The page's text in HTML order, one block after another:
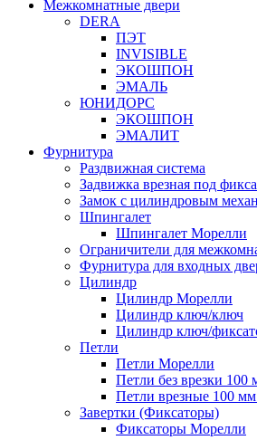
Межкомнатные двери
DERA
ПЭТ
INVISIBLE
ЭКОШПОН
ЭМАЛЬ
ЮНИДОРС
ЭКОШПОН
ЭМАЛИТ
Фурнитура
Раздвижная система
Задвижка врезная под
Замок с цилиндровым
Шпингалет
Шпингалет Морелли
Ограничители для
Фурнитура для входных
Цилиндр
Цилиндр Морелли
Цилиндр ключ/ключ
Цилиндр ключ/
Петли
Петли Морелли
Петли без врезки 100
Петли врезные 100
Завертки (Фиксаторы)
Фиксаторы Морелли